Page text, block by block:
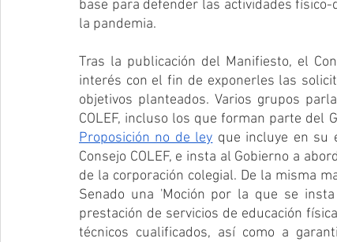
base para defender las actividades
la pandemia.
Tras la publicación del Manifiesto, el
interés con el fin de exponerles las
objetivos planteados. Varios grupos
COLEF, incluso los que forman parte del
Proposición no de ley que incluye en su
Consejo COLEF, e insta al Gobierno a
de la corporación colegial. De la misma
Senado una 'Moción por la que se
prestación de servicios de educación
técnicos cualificados, así como a